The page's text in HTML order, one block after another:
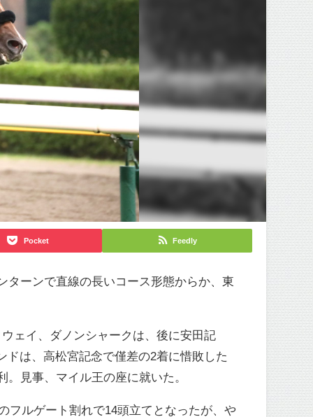
Pocket Feedly
ターンで直線の長いコース形態からか、東
ェイ、ダノンシャークは、後に安田記
は、高松宮記念で僅差の2着に惜敗した
見事、マイル王の座に就いた。
フルゲート割れで14頭立てとなったが、や